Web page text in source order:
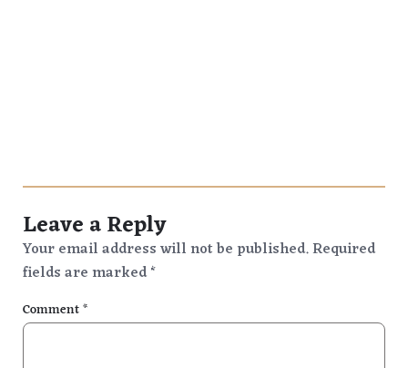
Leave a Reply
Your email address will not be published.Required
fields are marked*
Comment*